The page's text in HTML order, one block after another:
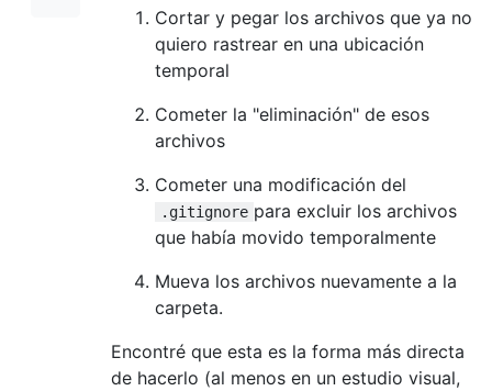
Cortar y pegar los archivos que ya no
quiero rastrear en una ubicación
temporal
Cometer la "eliminación" de esos
archivos
Cometer una modificación del
.gitignore para excluir los archivos
que había movido temporalmente
Mueva los archivos nuevamente a la
carpeta.
Encontré que esta es la forma más directa
de hacerlo (al menos en un estudio visual,